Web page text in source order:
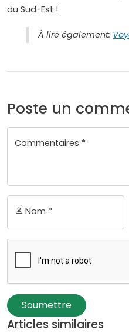
du Sud-Est !
À lire également:
Poste un
Commentaires *
Nom *
Soumettre
Articles similaires